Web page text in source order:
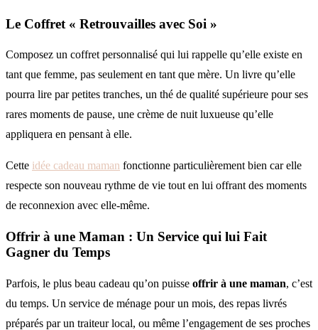
Le Coffret « Retrouvailles avec Soi »
Composez un coffret personnalisé qui lui rappelle qu’elle existe en
tant que femme, pas seulement en tant que mère. Un livre qu’elle
pourra lire par petites tranches, un thé de qualité supérieure pour ses
rares moments de pause, une crème de nuit luxueuse qu’elle
appliquera en pensant à elle.
Cette idée cadeau maman fonctionne particulièrement bien car elle
respecte son nouveau rythme de vie tout en lui offrant des moments
de reconnexion avec elle-même.
Offrir à une Maman : Un Service qui lui Fait
Gagner du Temps
Parfois, le plus beau cadeau qu’on puisse offrir à une maman, c’est
du temps. Un service de ménage pour un mois, des repas livrés
préparés par un traiteur local, ou même l’engagement de ses proches